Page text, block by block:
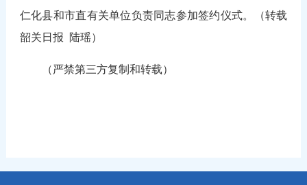
仁化县和市直有关单位负责同志参加签约仪式。（转载
韶关日报
陆瑶）
（严禁第三方复制和转载）